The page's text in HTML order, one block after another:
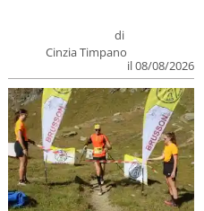
di
Cinzia Timpano
il 08/08/2026